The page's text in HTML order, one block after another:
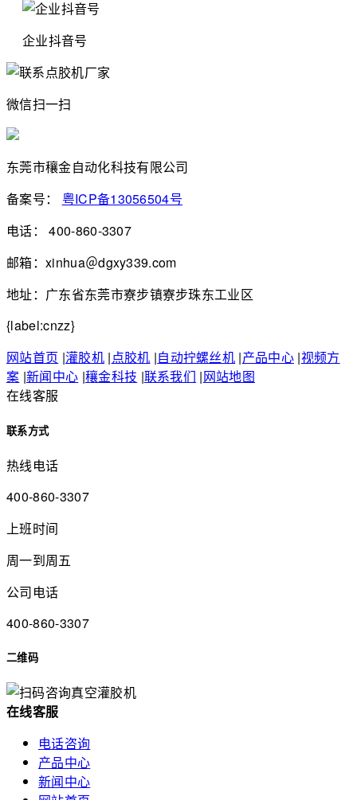
企业抖音号
微信扫一扫
东莞市穰金自动化科技有限公司
备案号： 粤ICP备13056504号
电话： 400-860-3307
邮箱：xinhua＠dgxy339.com
地址：广东省东莞市寮步镇寮步珠东工业区
{label:cnzz}
网站首页 |灌胶机 |点胶机 |自动拧螺丝机 |产品中心 |视频方
案 |新闻中心 |穰金科技 |联系我们 |网站地图
在线客服
联系方式
热线电话
400-860-3307
上班时间
周一到周五
公司电话
400-860-3307
二维码
在线客服
电话咨询
产品中心
新闻中心